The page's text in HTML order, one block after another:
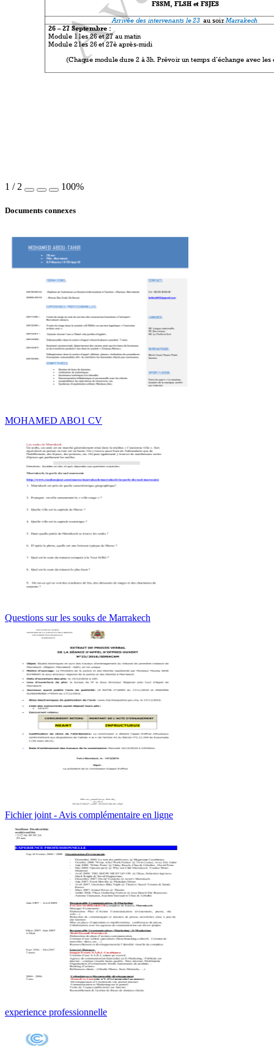
FSSM, FLSH et FSJES
Arrivée des intervenants le 23 au soir Marrakech
26 – 27 Septembre :
Module 1 les 26 et 27 au matin
Module 2 les 26 et 27è après-midi
(Chaque module dure 2 à 3h. Prévoir un temps d’échange avec les
1 / 2 100%
Documents connexes
MOHAMED ABO1 CV
Questions sur les souks de Marrakech
Fichier joint - Avis complémentaire en ligne
experience professionnelle